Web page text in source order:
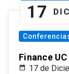
17 DIC
Finance
17 de